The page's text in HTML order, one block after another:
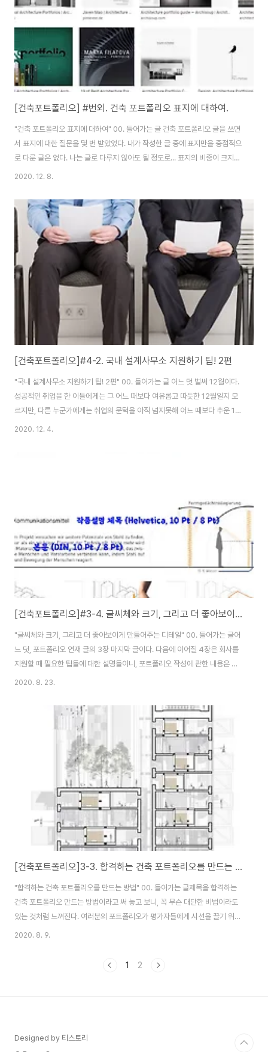
이제는 그 분들께..
[건축포트폴리오] #번외. 건축 포트폴리오 표지에 대하여.
"건축 포트폴리오 표지에 대하여" 00. 들어가는 글 건축 포트폴리오 글을 쓰면
서 표지에 대한 질문을 몇 번 받았었다. 내가 작성한 글 중에 표지만을 중점적으
로 다룬 글은 없다. 나는 글로 다루지 않아도 될 정도로... 표지의 비중이 크지
않다고 생각한다. 어쨌든간 질문을 받은 기억이 떠올라 이제서야 짧은 글로나
니 참고만 하셨으면 좋겠다. 01. 주객전도가 되면 안된다. 사람들이 여러분들의
포트폴리오를 볼 때 처음 맞이 하는 것은 표지의 이미지다. 그래서 표지에 대해
부담을 느끼고 몇날 몇일을 고민할 수도 있다. 이 글을 빌어 말하고 싶은 것은
"표지보다 그 안의 프로젝트가 더 중요하다" 이다. 간혹 몇몇 포트폴리오를 볼
때면 표지에..
2020. 12. 8.
[건축포트폴리오]#4-2. 국내 설계사무소 지원하기 팁! 2편
"국내 설계사무소 지원하기 팁! 2편" 00. 들어가는 글 어느 덧 벌써 12월이다.
성공적인 취업을 한 이들에게는 그 어느 때보다 여유롭고 따듯한 12월일지 모
르지만, 다른 누군가에게는 취업의 문턱을 아직 넘지못해 어느 때보다 추운 12
월일 것이다. 시기 상... 지금 12월에 취업 팁에 대한 글을 쓴다는 게 다소 늦은
2020. 12. 4.
[건축포트폴리오]#3-4. 글씨체와 크기, 그리고 더 좋아보이게 만들어주는 디테일
"글씨체와 크기, 그리고 더 좋아보이게 만들어주는 디테일" 00. 들어가는 글어
느 덧, 포트폴리오 연재 글의 3장 마지막 글이다. 다음에 이어질 4장은 회사를
지원할 때 필요한 팁들에 대한 설명들이니, 포트폴리오 작성에 관한 내용은 이
번 글이 마지막이 될 것 같다. 1장에서 포트폴리오의 전체적인 방향을 잡았다
장에서는 거기에 본인만의 살을 붙이는 개념으로 이해하면 좋을 것 같다. 오늘
3장 마지막 글에서는 글씨체와 폰트의 크기, 그리고 기타 표현되면 좋을 법한
몇 가지에 대해 이야기 해보려고 한다. 01. 글씨체와 크기는 무엇이 적당할까?
잡지책이나 작품집을 살펴보면 제목같은 특정 타이틀 빼고 거의 대부분의 글씨
체는 심플하고 간..
2020. 8. 23.
[건축포트폴리오]3-3. 합격하는 건축 포트폴리오를 만드는 방법
"합격하는 건축 포트폴리오를 만드는 방법" 00. 들어가는 글제목을 합격하는
건축 포트폴리오 만드는 방법이라고 써 놓고 보니, 꼭 무슨 대단한 비법이라도
있는 것처럼 느껴진다. 여러분의 포트폴리오가 평가자들에게 시선을 끌기 위해
선, 지루한 포트폴리오가 되서는 안된다.“반복을 피하라”반복되는 건축적 표현
다. 여기서 건축적 표현방식이란 도면, 3D 이미지, 모형사진, 스케치 등 여러분
2020. 8. 9.
1 2
Designed by 티스토리